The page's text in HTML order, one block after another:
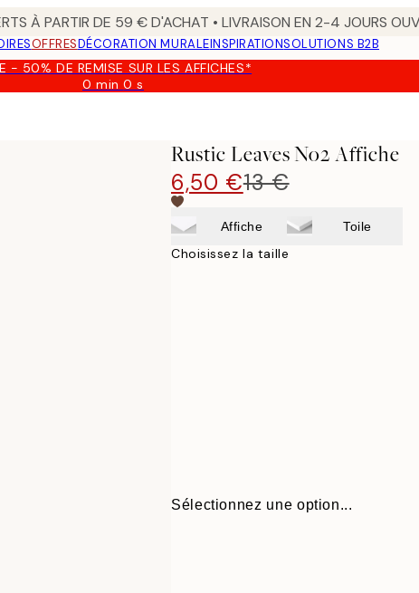
À PARTIR DE 59 € D'ACHAT • LIVRAISON EN 2-4 JOURS
OFFRESDÉCORATION MURALEINSPIRATIONSOLUTIONS B2B
- 50% DE REMISE SUR LES AFFICHES*
0 min0 s
Valable
Rustic Leaves No2 Affiche
6,50 €13 €
Affiche Toile
Choisissez la taille
Sélectionnez une option...